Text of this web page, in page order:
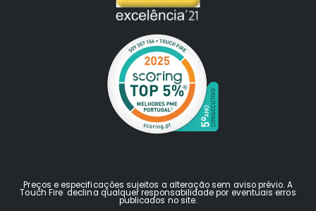
Preços e especificações sujeitos a alteração sem aviso prévio. A
Touch Fire declina qualquer responsabilidade por eventuais erros
publicados no site.